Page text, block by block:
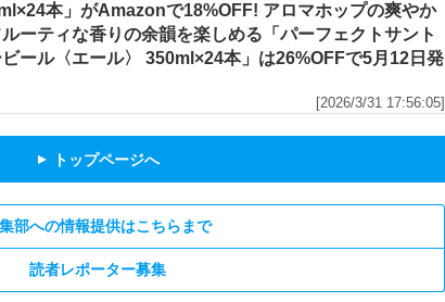
本」がAmazonで18%OFF! アロマホップの爽やか
ーティな香りの余韻を楽しめる「パーフェクトサント
ビール〈エール〉 350ml×24本」は26%OFFで5月12日発
[2026/3/31 17:56:05]
▲ トップページへ
部への情報提供はこちらまで
読者レポーター募集